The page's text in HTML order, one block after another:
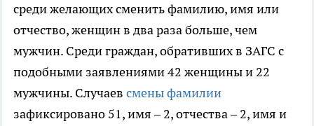
среди желающих сменить фамилию, имя или
отчество, женщин в два раза больше, чем
мужчин. Среди граждан, обративших в ЗАГС с
подобными заявлениями 42 женщины и 22
мужчины. Случаев смены фамилии
зафиксировано 51, имя – 2, отчества – 2, имя и